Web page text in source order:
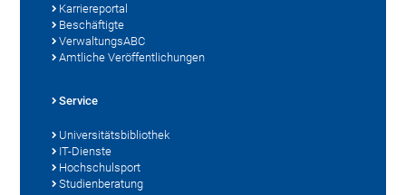
Karriereportal
Beschäftigte
VerwaltungsABC
Amtliche Veröffentlichungen
Service
Universitätsbibliothek
IT-Dienste
Hochschulsport
Studienberatung